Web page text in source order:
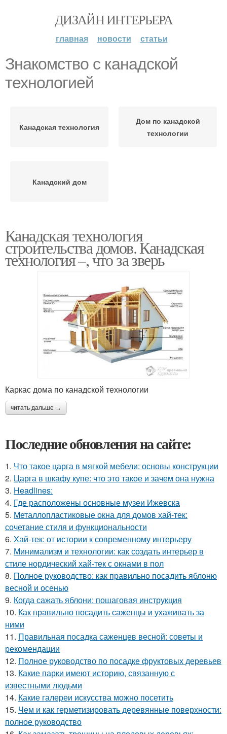
ДИЗАЙН ИНТЕРЬЕРА
главная новости статьи
Знакомство с канадской
технологией
Канадская технология
Дом по канадской
технологии
Канадский дом
Канадская технология
строительства домов. Канадская
технология –, что за зверь
Каркас дома по канадской технологии
читать дальше →
Последние обновления на сайте:
1. Что такое царга в мягкой мебели: основы конструкции
2. Царга в шкафу купе: что это такое и зачем она нужна
3. Headlines:
4. Где расположены основные музеи Ижевска
5. Металлопластиковые окна для домов хай-тек:
сочетание стиля и функциональности
6. Хай-тек: от истории к современному интерьеру
7. Минимализм и технологии: как создать интерьер в
стиле нордический хай-тек с окнами в пол
8. Полное руководство: как правильно посадить яблоню
весной и осенью
9. Когда сажать яблони: пошаговая инструкция
10. Как правильно посадить саженцы и ухаживать за
ними
11. Правильная посадка саженцев весной: советы и
рекомендации
12. Полное руководство по посадке фруктовых деревьев
13. Какие парки имеют историю, связанную с
известными людьми
14. Какие галереи искусства можно посетить
15. Чем и как герметизировать деревянные поверхности:
полное руководство